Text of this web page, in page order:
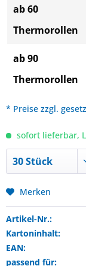
ab 60
Thermorollen
ab 90
Thermorollen
* Preise zzgl.
sofort lieferbar,
Merken
Artikel-Nr.:
Kartoninhalt:
EAN:
passend für: